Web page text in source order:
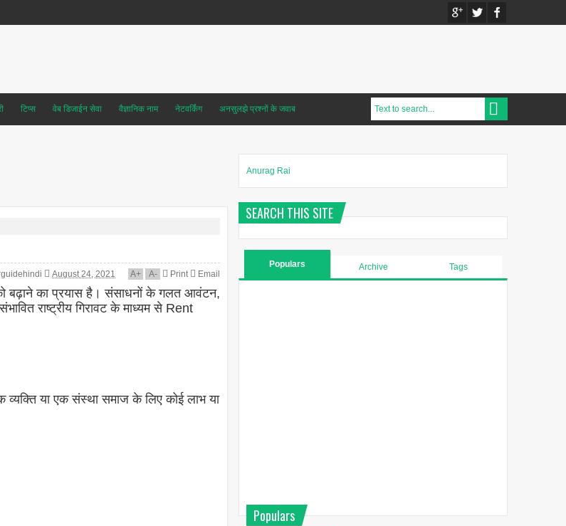
टिप्स वेब डिजाईन सेवा वैज्ञानिक नाम नेटवर्किंग अनसुलझे प्रश्नों के जवाब
August 24, 2021 A+ A- Print Email
बढ़ाने का प्रयास है। संसाधनों के गलत आवंटन,
राष्ट्रीय गिरावट के माध्यम से Rent
या एक संस्था समाज के लिए कोई लाभ या
Anurag Rai
SEARCH THIS SITE
Populars Archive Tags
Populars